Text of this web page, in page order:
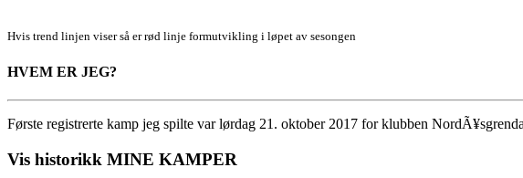
Hvis trend linjen viser så er rød linje formutvikling i løpet av sesongen
HVEM ER JEG?
Første registrerte kamp jeg spilte var lørdag 21. oktober 2017 for klubben
Vis historikk MINE KAMPER